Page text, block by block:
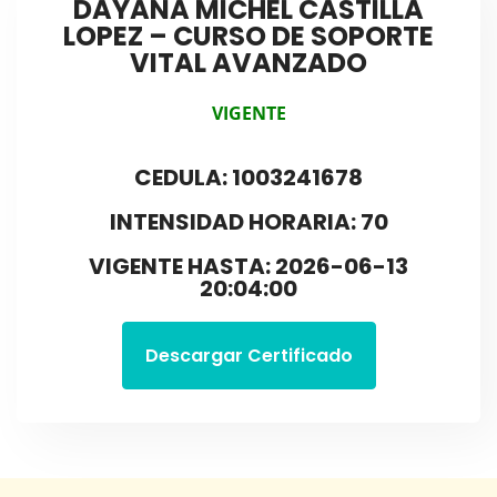
DAYANA MICHEL CASTILLA
LOPEZ – CURSO DE SOPORTE
VITAL AVANZADO
VIGENTE
CEDULA: 1003241678
INTENSIDAD HORARIA: 70
VIGENTE HASTA: 2026-06-13
20:04:00
Descargar Certificado